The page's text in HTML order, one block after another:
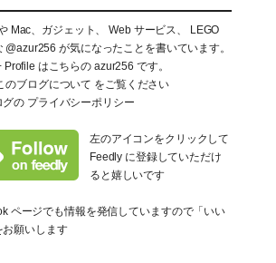
Mac、ガジェット、 Web サービス、 LEGO
@azur256 が気になったことを書いています。
Profile はこちらの azur256 です。
のブログについて をご覧ください
グの プライバシーポリシー
左のアイコンをクリックして
Feedly に登録していただけ
ると嬉しいです
ページでも情報を発信していますので「いい
お願いします